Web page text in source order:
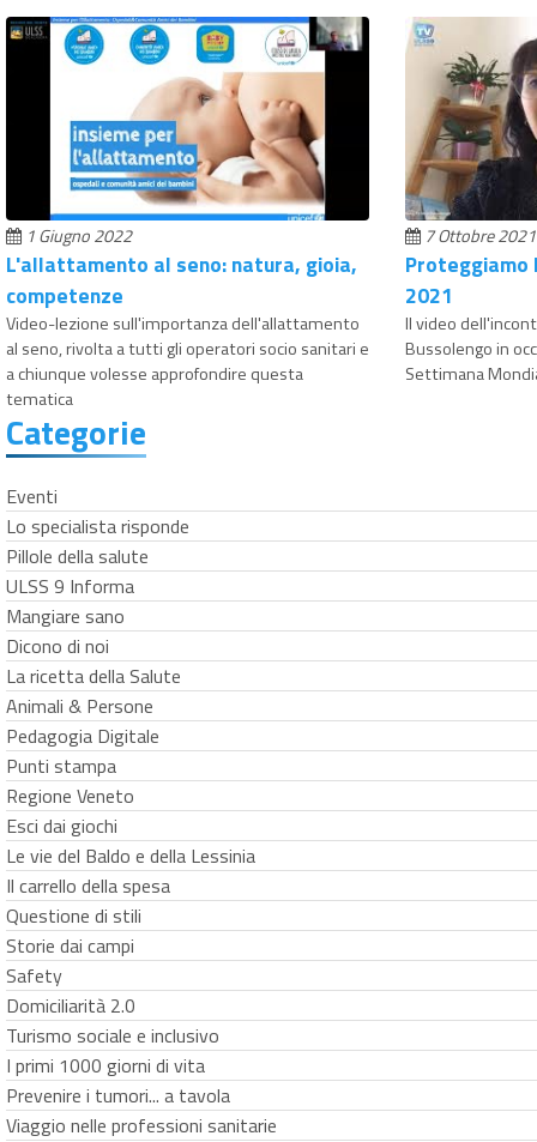
1 Giugno 2022
L'allattamento al seno: natura, gioia,
competenze
Video-lezione sull'importanza dell'allattamento
al seno, rivolta a tutti gli operatori socio sanitari e
a chiunque volesse approfondire questa
tematica
7 Ottobre 2021
2021
Il video
Bussolengo in
Settimana
Categorie
Eventi
Lo specialista risponde
Pillole della salute
ULSS 9 Informa
Mangiare sano
Dicono di noi
La ricetta della Salute
Animali & Persone
Pedagogia Digitale
Punti stampa
Regione Veneto
Esci dai giochi
Le vie del Baldo e della Lessinia
Il carrello della spesa
Questione di stili
Storie dai campi
Safety
Domiciliarità 2.0
Turismo sociale e inclusivo
I primi 1000 giorni di vita
Prevenire i tumori... a tavola
Viaggio nelle professioni sanitarie